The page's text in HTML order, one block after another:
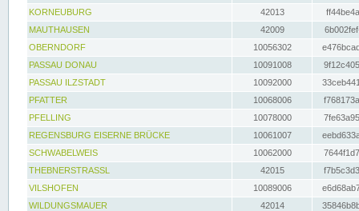
KORNEUBURG
42013
MAUTHAUSEN
42009
OBERNDORF
10056302
PASSAU DONAU
10091008
PASSAU ILZSTADT
10092000
PFATTER
10068006
PFELLING
10078000
REGENSBURG EISERNE BRÜCKE
10061007
SCHWABELWEIS
10062000
THEBNERSTRASSL
42015
VILSHOFEN
10089006
WILDUNGSMAUER
42014